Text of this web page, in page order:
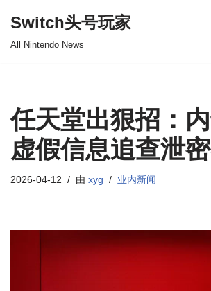
Switch头号玩家
All Nintendo News
任天堂出狠招：
虚假信息追查泄
2026-04-12 由 xyg 业内新闻